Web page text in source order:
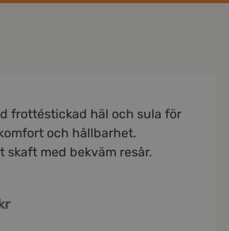
frottéstickad häl och sula för
och hållbarhet.
skaft med bekväm resår.